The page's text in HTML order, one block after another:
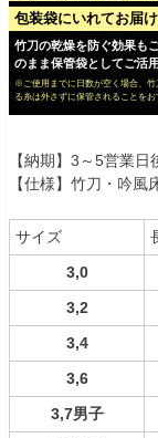
包装袋にいれてお届け
竹刀の乾燥を防ぐ効果も
のまま保管袋としてご活
※ご使用までに日数が空く場合、
る糸は外さずに保管されることをお
【納期】3～5営業日
【仕様】竹刀・吟風
サイズ
3,0
3,2
3,4
3,6
3,7男子